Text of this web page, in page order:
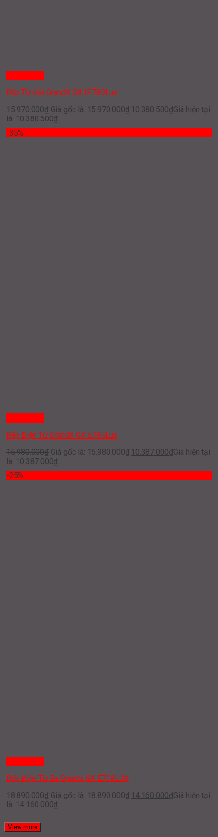
Bếp Từ Đôi GrandX GX IP789Lux
15.970.000₫ Giá gốc là: 15.970.000₫.10.380.500₫Giá hiện tại
là: 10.380.500₫.
-35%
Bếp Điện Từ GrandX GX E795Lux
15.980.000₫ Giá gốc là: 15.980.000₫.10.387.000₫Giá hiện tại
là: 10.387.000₫.
-25%
Bếp Điện Từ Ba Grandx GX E738LUX
18.890.000₫ Giá gốc là: 18.890.000₫.14.160.000₫Giá hiện tại
là: 14.160.000₫.
View more